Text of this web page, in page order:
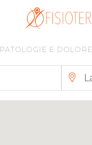
PATOLOGIE E DOLORE